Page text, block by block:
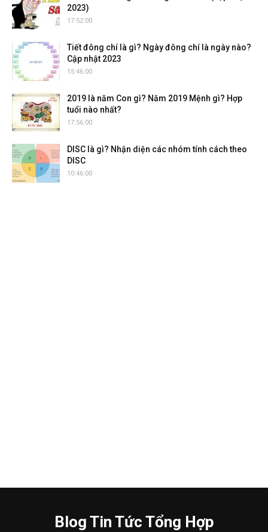
2023)
17:52:00
Tiết đông chí là gì? Ngày đông chí là ngày nào?
Cập nhật 2023
15:46:00
2019 là năm Con gì? Năm 2019 Mệnh gì? Hợp
tuổi nào nhất?
17:56:00
DISC là gì? Nhận diện các nhóm tính cách theo
DISC
10:46:00
Blog Tin Tức Tổng Hợp